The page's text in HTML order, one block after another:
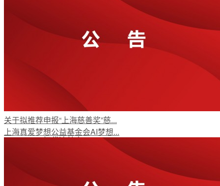
公开荣誉
初代追梦人
新闻资讯
关于拟推荐申报“上海慈善奖”慈...
上海真爱梦想公益基金会AI梦想...